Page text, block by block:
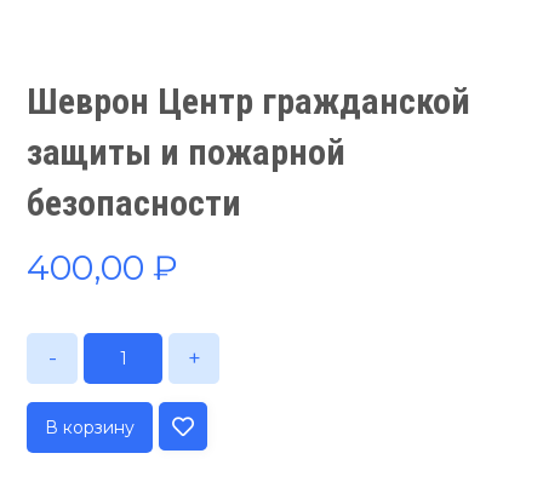
Шеврон Центр гражданской
защиты и пожарной
безопасности
400,00₽
- +
В корзину